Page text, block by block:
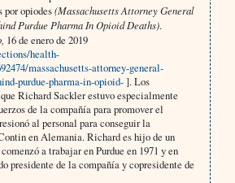
por opiodes(Massachusetts Attorney General
Purdue Pharma In Opioid Deaths).
16 de enero de 2019
health-
massachusetts-attorney-general-
purdue-pharma-in-opioid-]. Los
Richard Sackler estuvo especialmente
de la compañía para promover el
al personal para conseguir la
en Alemania. Richard es hijo de un
a trabajar en Purdue en 1971 y en
presidente de la compañía y copresidente de